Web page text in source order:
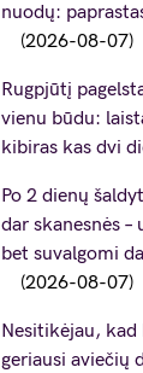
nuodų:
2026-08-07
Rugpjūtį
vienu būdu:
kibiras kas dvi
Po 2 dienų
dar skanesnės
bet suvalgomi
2026-08-07
Nesitikėjau,
geriausi aviečių